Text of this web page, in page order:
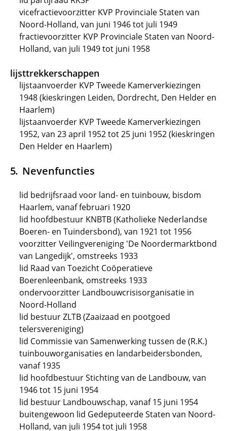
vicefractievoorzitter KVP Provinciale Staten van
Noord-Holland, van juni 1946 tot juli 1949
fractievoorzitter KVP Provinciale Staten van Noord-
Holland, van juli 1949 tot juni 1958
lijsttrekkerschappen
lijstaanvoerder KVP Tweede Kamerverkiezingen
1948 (kieskringen Leiden, Dordrecht, Den Helder en
Haarlem)
lijstaanvoerder KVP Tweede Kamerverkiezingen
1952, van 23 april 1952 tot 25 juni 1952 (kieskringen
Den Helder en Haarlem)
Nevenfuncties
lid bedrijfsraad voor land- en tuinbouw, bisdom
Haarlem, vanaf februari 1920
lid hoofdbestuur KNBTB (Katholieke Nederlandse
Boeren- en Tuindersbond), van 1921 tot 1956
voorzitter Veilingvereniging 'De Noordermarktbond
van Langedijk', omstreeks 1933
lid Raad van Toezicht Coöperatieve
Boerenleenbank, omstreeks 1933
ondervoorzitter Landbouwcrisisorganisatie in
Noord-Holland
lid bestuur ZLTB (Zaaizaad en pootgoed
telersvereniging)
lid Commissie van Samenwerking tussen de (R.K.)
tuinbouworganisaties en landarbeidersbonden,
vanaf 1935
lid hoofdbestuur Stichting van de Landbouw, van
1946 tot 15 juni 1954
lid bestuur Landbouwschap, vanaf 15 juni 1954
buitengewoon lid Gedeputeerde Staten van Noord-
Holland, van juli 1954 tot juli 1958